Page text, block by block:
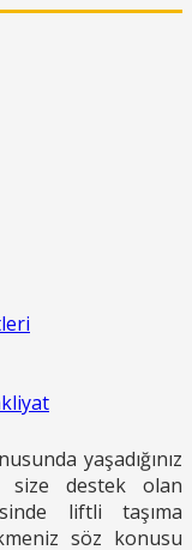
yaşadığınız
size destek olan
liftli taşıma
söz konusu